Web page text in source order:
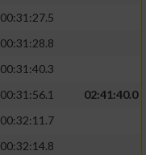
00:31:27.5
00:31:28.8
00:31:40.3
00:31:56.1
02:41:40.0
00:32:11.7
00:32:14.8